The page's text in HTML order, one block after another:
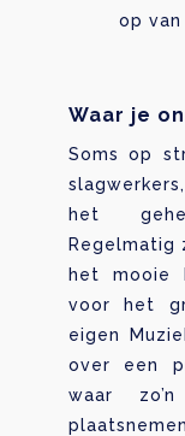
op van
Waar je
Soms op
het
Regelmatig
het mooie
voor het
eigen
over een
waar